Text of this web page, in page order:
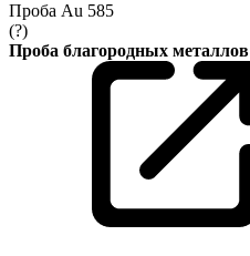
Проба Au 585
(?)
Проба благородных металлов